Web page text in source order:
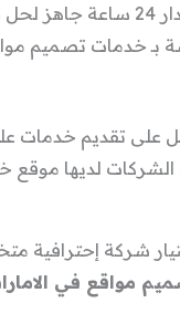
وتطوير المواقع، بالإضافة إلي أننا لدينا
بـ خدمات تصميم
على تقديم
الشركات لديها
شركة
مواقع في